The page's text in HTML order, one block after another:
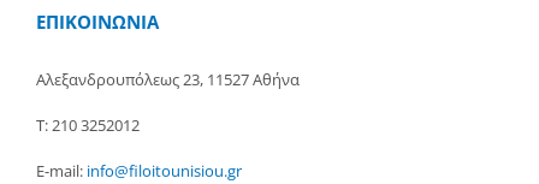
ΕΠΙΚΟΙΝΩΝΙΑ
Αλεξανδρουπόλεως 23, 11527 Αθήνα
Τ: 210 3252012
E-mail: info@filoitounisiou.gr